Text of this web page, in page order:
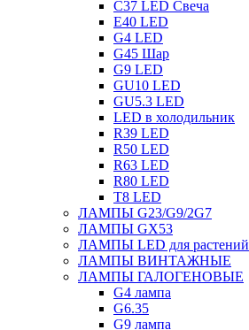
C37 LED Свеча
E40 LED
G4 LED
G45 Шар
G9 LED
GU10 LED
GU5.3 LED
LED в холодильник
R39 LED
R50 LED
R63 LED
R80 LED
T8 LED
ЛАМПЫ G23/G9/2G7
ЛАМПЫ GX53
ЛАМПЫ LED для растений
ЛАМПЫ ВИНТАЖНЫЕ
ЛАМПЫ ГАЛОГЕНОВЫЕ
G4 лампа
G6.35
G9 лампа